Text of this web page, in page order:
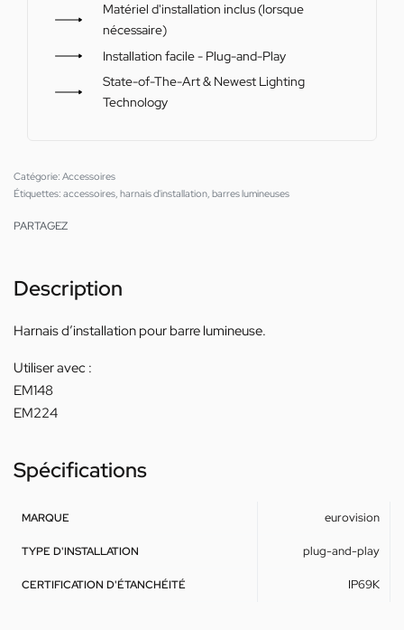
Matériel d'installation inclus (lorsque
nécessaire)
Installation facile - Plug-and-Play
State-of-The-Art & Newest Lighting
Technology
Catégorie: Accessoires
Étiquettes: accessoires, harnais d'installation, barres lumineuses
PARTAGEZ
Description
Harnais d’installation pour barre lumineuse.
Utiliser avec :
EM148
EM224
Spécifications
MARQUE eurovision
TYPE D'INSTALLATION plug-and-play
CERTIFICATION D'ÉTANCHÉITÉ IP69K